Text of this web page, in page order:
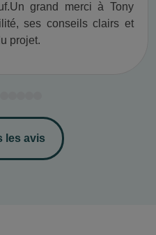
Un grand merci à Tony
ses conseils clairs et
projet.​
les avis